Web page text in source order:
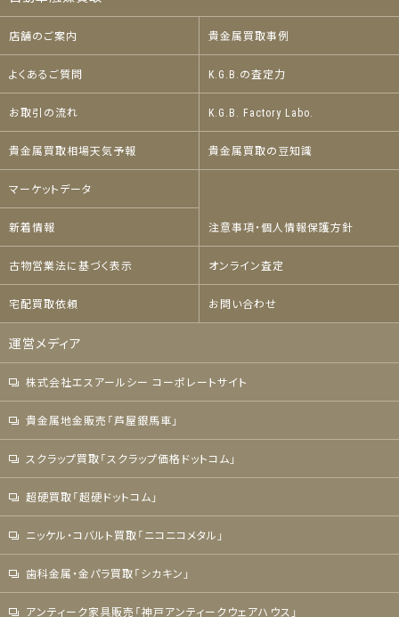
店舗のご案内 貴金属買取事例
よくあるご質問 K.G.B.の査定力
お取引の流れ K.G.B. Factory Labo.
貴金属買取相場天気予報 貴金属買取の豆知識
マーケットデータ
新着情報 注意事項・個人情報保護方針
古物営業法に基づく表示 オンライン査定
宅配買取依頼 お問い合わせ
運営メディア
株式会社エスアールシー コーポレートサイト
貴金属地金販売「芦屋銀馬車」
スクラップ買取「スクラップ価格ドットコム」
超硬買取「超硬ドットコム」
ニッケル・コバルト買取「ニコニコメタル」
歯科金属・金パラ買取「シカキン」
アンティーク家具販売「神戸アンティークウェアハウス」